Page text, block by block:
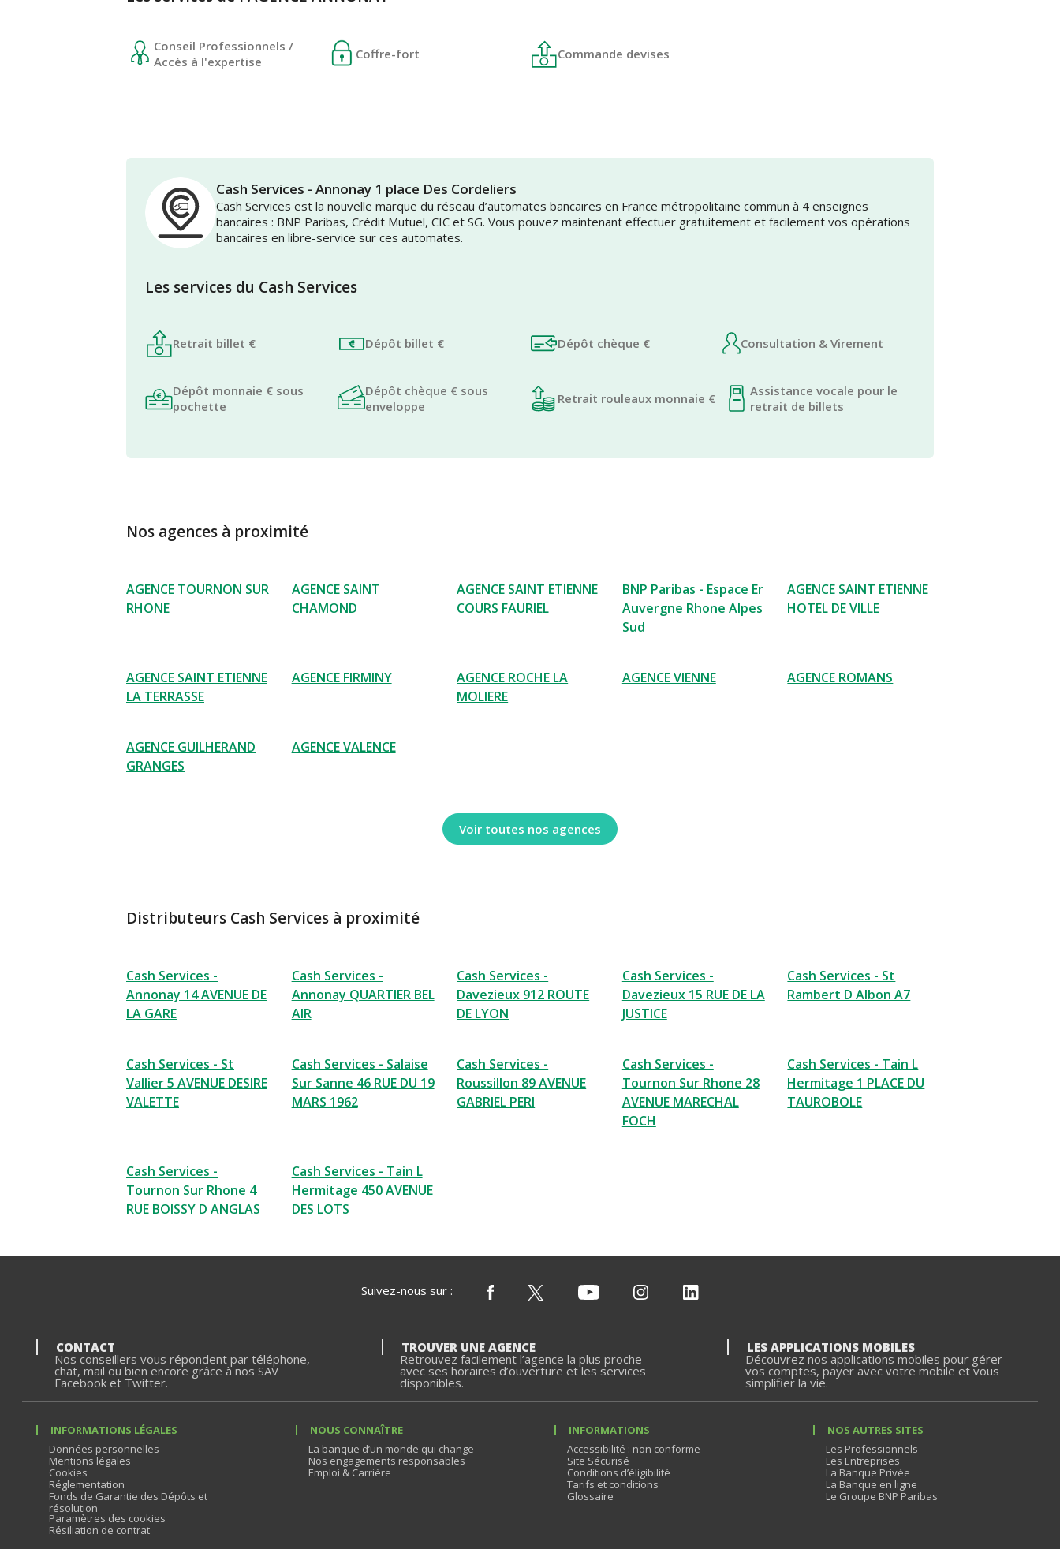
Conseil Professionnels /
Accès à l'expertise
Coffre-fort Commande devises
Cash Services - Annonay 1 place Des Cordeliers
Cash Services est la nouvelle marque du réseau d’automates bancaires en France métropolitaine commun à 4 enseignes
bancaires : BNP Paribas, Crédit Mutuel, CIC et SG. Vous pouvez maintenant effectuer gratuitement et facilement vos opérations
bancaires en libre-service sur ces automates.
Les services du Cash Services
Retrait billet € Dépôt billet € Dépôt chèque € Consultation & Virement
Dépôt monnaie € sous
pochette
Dépôt chèque € sous
enveloppe
Retrait rouleaux monnaie €
Assistance vocale pour le
retrait de billets
Nos agences à proximité
AGENCE TOURNON SUR
RHONE
AGENCE SAINT
CHAMOND
AGENCE SAINT ETIENNE
COURS FAURIEL
BNP Paribas - Espace Er
Auvergne Rhone Alpes
Sud
AGENCE SAINT ETIENNE
HOTEL DE VILLE
AGENCE SAINT ETIENNE
LA TERRASSE
AGENCE FIRMINY
AGENCE ROCHE LA
MOLIERE
AGENCE VIENNE AGENCE ROMANS
AGENCE GUILHERAND
GRANGES
AGENCE VALENCE
Voir toutes nos agences
Distributeurs Cash Services à proximité
Cash Services -
Annonay 14 AVENUE DE
LA GARE
Cash Services -
Annonay QUARTIER BEL
AIR
Cash Services -
Davezieux 912 ROUTE
DE LYON
Cash Services -
Davezieux 15 RUE DE LA
JUSTICE
Cash Services - St
Rambert D Albon A7
Cash Services - St
Vallier 5 AVENUE DESIRE
VALETTE
Cash Services - Salaise
Sur Sanne 46 RUE DU 19
MARS 1962
Cash Services -
Roussillon 89 AVENUE
GABRIEL PERI
Cash Services -
Tournon Sur Rhone 28
AVENUE MARECHAL
FOCH
Cash Services - Tain L
Hermitage 1 PLACE DU
TAUROBOLE
Cash Services -
Tournon Sur Rhone 4
RUE BOISSY D ANGLAS
Cash Services - Tain L
Hermitage 450 AVENUE
DES LOTS
Suivez-nous sur :
CONTACT
Nos conseillers vous répondent par téléphone,
chat, mail ou bien encore grâce à nos SAV
Facebook et Twitter.
TROUVER UNE AGENCE
Retrouvez facilement l’agence la plus proche
avec ses horaires d’ouverture et les services
disponibles.
LES APPLICATIONS MOBILES
Découvrez nos applications mobiles pour gérer
vos comptes, payer avec votre mobile et vous
simplifier la vie.
INFORMATIONS LÉGALES
Données personnelles
Mentions légales
Cookies
Réglementation
Fonds de Garantie des Dépôts et
résolution
Paramètres des cookies
Résiliation de contrat
NOUS CONNAÎTRE
La banque d’un monde qui change
Nos engagements responsables
Emploi & Carrière
INFORMATIONS
Accessibilité : non conforme
Site Sécurisé
Conditions d’éligibilité
Tarifs et conditions
Glossaire
NOS AUTRES SITES
Les Professionnels
Les Entreprises
La Banque Privée
La Banque en ligne
Le Groupe BNP Paribas